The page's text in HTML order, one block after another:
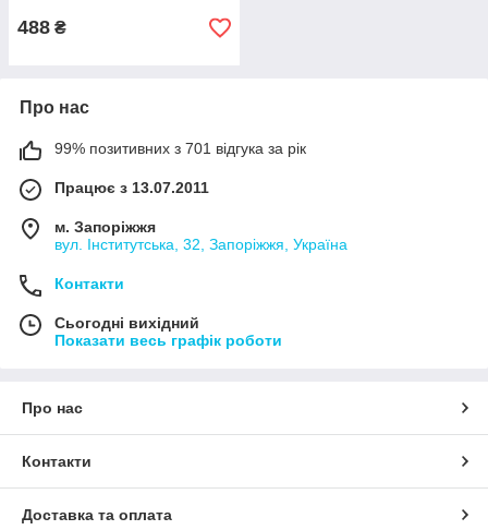
488 ₴
Про нас
99% позитивних з 701 відгука за рік
Працює з 13.07.2011
м. Запоріжжя
вул. Інститутська, 32, Запоріжжя, Україна
Контакти
Сьогодні вихідний
Показати весь графік роботи
Про нас
Контакти
Доставка та оплата